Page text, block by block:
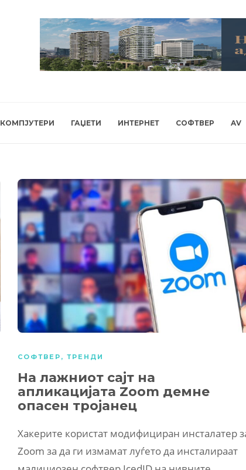
КОМПЈУТЕРИ ГАЏЕТИ ИНТЕРНЕТ СОФТВЕР AV
СОФТВЕР , ТРЕНДИ
На лажниот сајт на
апликацијата Zoom демне
опасен тројанец
Хакерите користат модифициран инсталатер
Zoom за да ги измамат луѓето да инсталираат